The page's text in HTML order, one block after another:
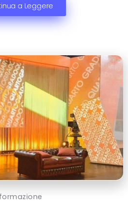
a Leggere